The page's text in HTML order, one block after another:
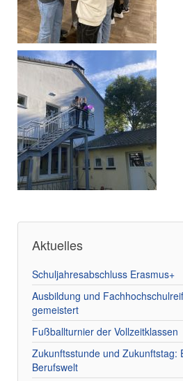
Aktuelles
Schuljahresabschluss Erasmus+
Ausbildung und
gemeistert
Fußballturnier der Vollzeitklassen
Zukunftsstunde und Zukunftstag:
Berufswelt